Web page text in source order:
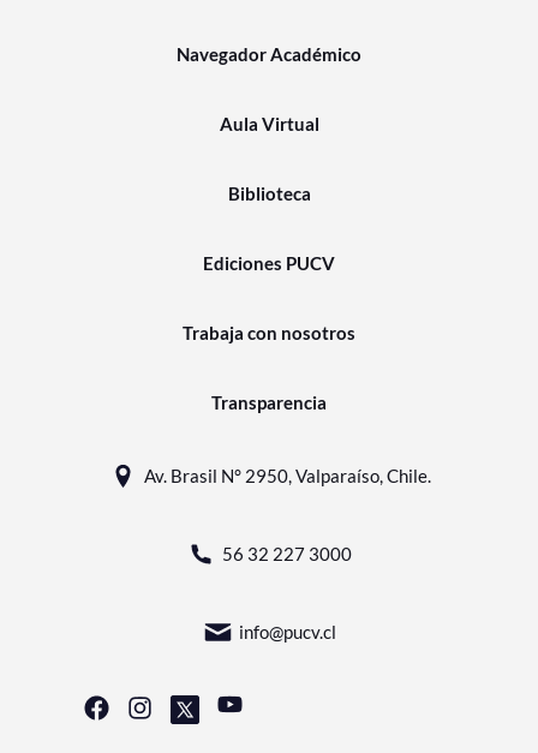
Navegador Académico
Aula Virtual
Biblioteca
Ediciones PUCV
Trabaja con nosotros
Transparencia
Av. Brasil N° 2950, Valparaíso, Chile.
56 32 227 3000
info@pucv.cl